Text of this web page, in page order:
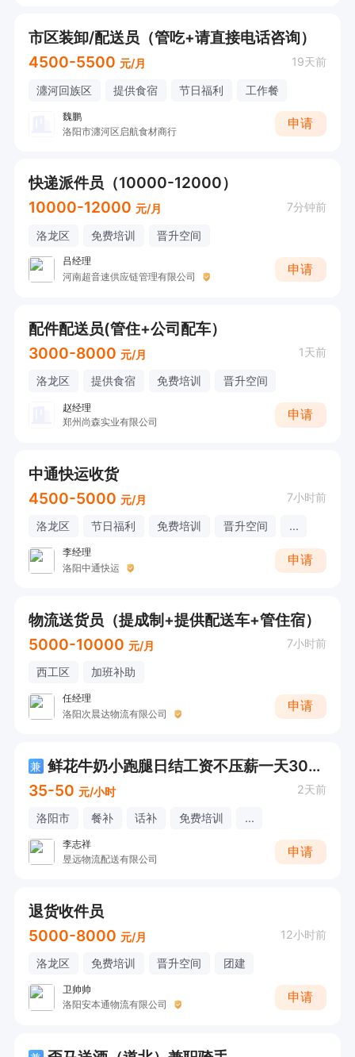
市区装卸/配送员（管吃+请直接电话咨询）
4500-5500 元/月 19天前
瀍河回族区 提供食宿 节日福利 工作餐
魏鹏
洛阳市瀍河区启航食材商行
申请
快递派件员（10000-12000）
10000-12000 元/月 7分钟前
洛龙区 免费培训 晋升空间
吕经理
河南超音速供应链管理有限公司
申请
配件配送员(管住+公司配车）
3000-8000 元/月 1天前
洛龙区 提供食宿 免费培训 晋升空间
赵经理
郑州尚森实业有限公司
申请
中通快运收货
4500-5000 元/月 7小时前
洛龙区 节日福利 免费培训 晋升空间 ...
李经理
洛阳中通快运
申请
物流送货员（提成制+提供配送车+管住宿）
5000-10000 元/月 7小时前
西工区 加班补助
任经理
洛阳次晨达物流有限公司
申请
兼
鲜花牛奶小跑腿日结工资不压薪一天300+
35-50 元/小时 2天前
洛阳市 餐补 话补 免费培训 ...
李志祥
昱远物流配送有限公司
申请
退货收件员
5000-8000 元/月 12小时前
洛龙区 免费培训 晋升空间 团建
卫帅帅
洛阳安本通物流有限公司
申请